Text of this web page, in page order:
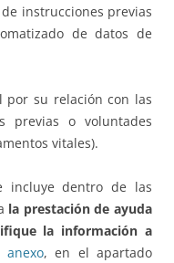
instrucciones previas
de datos de
por su relación con las
previas o voluntades
vitales).
incluye dentro de las
la prestación de ayuda
la información a
anexo, en el apartado